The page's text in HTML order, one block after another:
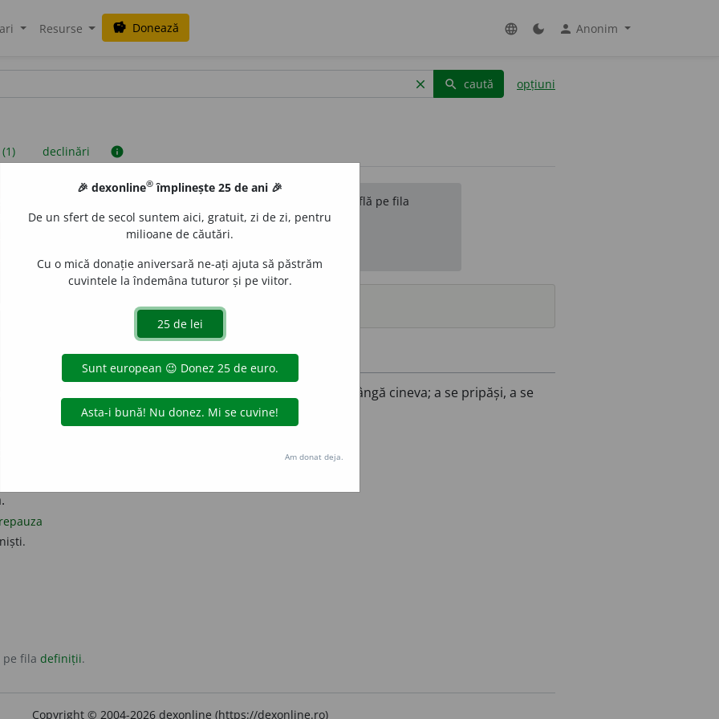
Resurse savings Donează language dark_mode person Anonim
clear search caută opțiuni
declinări info
sunt compilate de echipa dexonline. Definițiile originale se află pe fila
reordona filele pe pagina depreferințe.
surse
stabili (vremelnic), a se pune la adăpost undeva sau pe lângă cineva; a se pripăși, a se
repauza
pe fila definiții.
Copyright © 2004-2026 dexonline (https://dexonline.ro)
🎉 dexonline® împlinește 25 de ani 🎉
De un sfert de secol suntem aici, gratuit, zi de zi, pentru
milioane de căutări.
Cu o mică donație aniversară ne-ați ajuta să păstrăm
cuvintele la îndemâna tuturor și pe viitor.
Am donat deja.